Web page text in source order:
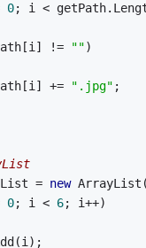
0; i <
!= "")
+=
".jpg" ;
=
new
0; i < 6; i++)